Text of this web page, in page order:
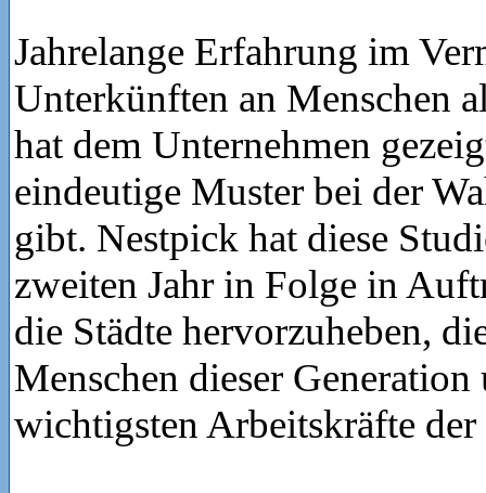
Jahrelange Erfahrung im
Unterkünften an Menschen
hat dem Unternehmen
eindeutige Muster bei der
gibt. Nestpick hat diese
zweiten Jahr in Folge in
die Städte hervorzuheben,
Menschen dieser
wichtigsten Arbeitskräfte